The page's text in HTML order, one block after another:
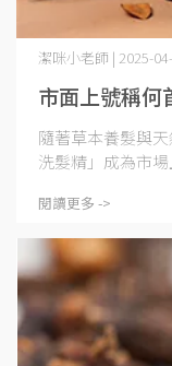
市面上號稱何
潔咪小老師 | 2025-
隨著草本養髮與
洗髮精」成為市
閱讀更多 ->